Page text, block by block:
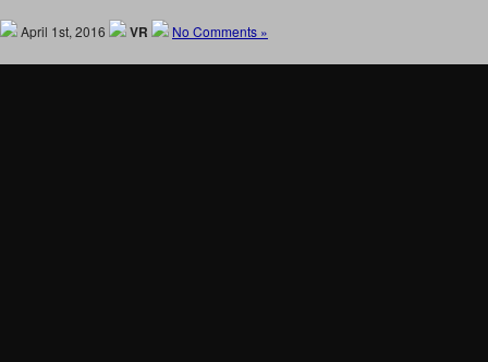
April 1st, 2016 VR No Comments »